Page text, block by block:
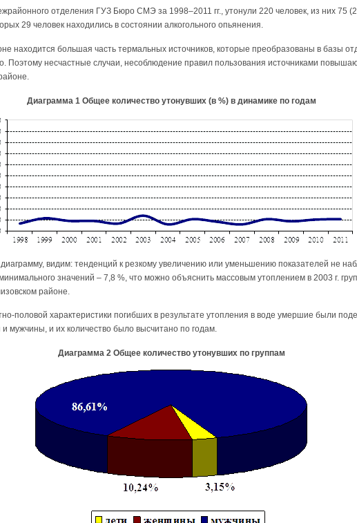
отделения ГУЗ Бюро СМЭ за 1998–2011 гг., утонули 220 человек, из них 75
29 человек находились в состоянии алкогольного опьянения.
находится большая часть термальных источников, которые преобразованы в базы
Поэтому несчастные случаи, несоблюдение правил пользования источниками
Диаграмма 1 Общее количество утонувших (в %) в динамике по годам
видим: тенденций к резкому увеличению или уменьшению показателей не
значений – 7,8 %, что можно объяснить массовым утоплением в 2003 г.
районе.
половой характеристики погибших в результате утопления в воде умершие были
мужчины, и их количество было высчитано по годам.
Диаграмма 2 Общее количество утонувших по группам